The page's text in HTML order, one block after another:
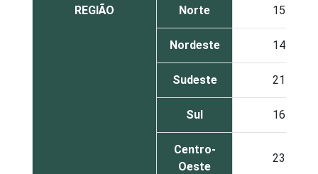
REGIÃO Norte 15
Nordeste 14
Sudeste 21
Sul 16
Centro-
Oeste
23